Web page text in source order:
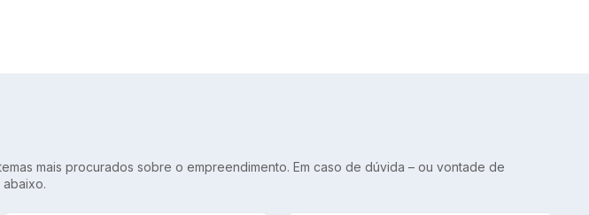
mais procurados sobre o empreendimento. Em caso de dúvida – ou vontade de